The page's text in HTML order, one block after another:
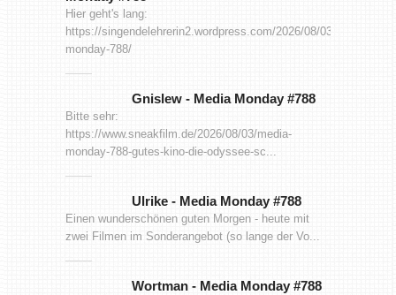
Hier geht's lang:
https://singendelehrerin2.wordpress.com/2026/08/03/media-
monday-788/
Gnislew - Media Monday #788
Bitte sehr:
https://www.sneakfilm.de/2026/08/03/media-
monday-788-gutes-kino-die-odyssee-sc...
Ulrike - Media Monday #788
Einen wunderschönen guten Morgen - heute mit
zwei Filmen im Sonderangebot (so lange der Vo...
Wortman - Media Monday #788